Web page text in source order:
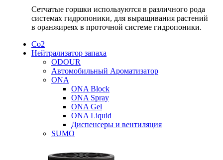
Сетчатые горшки используются в различного рода
системах гидропоники, для выращивания растений
в оранжиреях в проточной системе гидропоники.
Со2
Нейтрализатор запаха
ODOUR
Автомобильный Ароматизатор
ONA
ONA Block
ONA Spray
ONA Gel
ONA Liquid
Диспенсеры и вентиляция
SUMO